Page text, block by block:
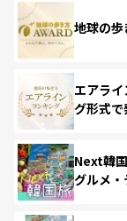
地球の
エアラ
グ形式で
Next韓
グルメ・